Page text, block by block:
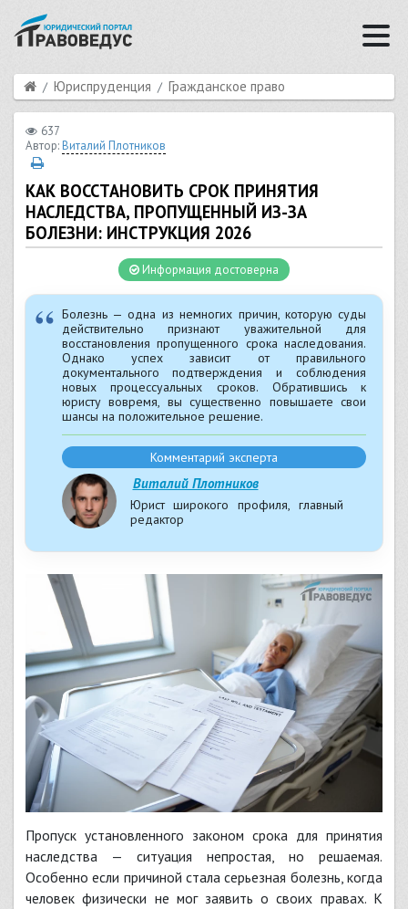
Юриспруденция Гражданское право
637
Автор:Виталий Плотников
КАК ВОССТАНОВИТЬ СРОК ПРИНЯТИЯ
НАСЛЕДСТВА, ПРОПУЩЕННЫЙ ИЗ-ЗА
БОЛЕЗНИ: ИНСТРУКЦИЯ 2026
Информация достоверна
Болезнь — одна из немногих причин, которую суды
действительно признают уважительной для
восстановления пропущенного срока наследования.
Однако успех зависит от правильного
документального подтверждения и соблюдения
новых процессуальных сроков. Обратившись к
юристу вовремя, вы существенно повышаете свои
шансы на положительное решение.
Виталий Плотников
Юрист широкого профиля, главный
редактор
Комментарий эксперта
Пропуск установленного законом срока для принятия
наследства — ситуация непростая, но решаемая.
Особенно если причиной стала серьезная болезнь, когда
человек физически не мог заявить о своих правах. К